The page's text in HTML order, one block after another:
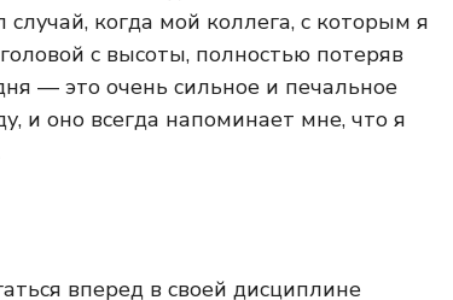
когда мой коллега, с которым я
с высоты, полностью потеряв
— это очень сильное и печальное
и оно всегда напоминает мне, что я
вперед в своей дисциплине